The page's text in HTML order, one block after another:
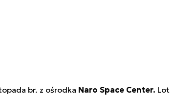
br. z ośrodka Naro Space Center. Lot